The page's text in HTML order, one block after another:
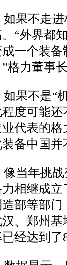
不走进格
。“外界都
成一个装
格力董事
不是“机
程度可能
代表的
装备中国
年挑战变
相继成
部等部门
、郑州
经达到了